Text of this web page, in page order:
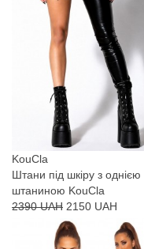
KouCla
Штани під шкіру з однією
штаниною KouCla
2390 UAH 2150 UAH